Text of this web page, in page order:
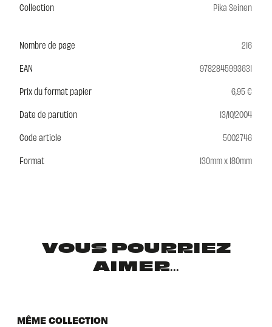
Collection
Pika Seinen
Nombre de page
216
EAN
9782845993631
Prix du format papier
6,95 €
Date de parution
13/10/2004
Code article
5002746
Format
130mm x 180mm
VOUS POURRIEZ
AIMER...
MÊME COLLECTION